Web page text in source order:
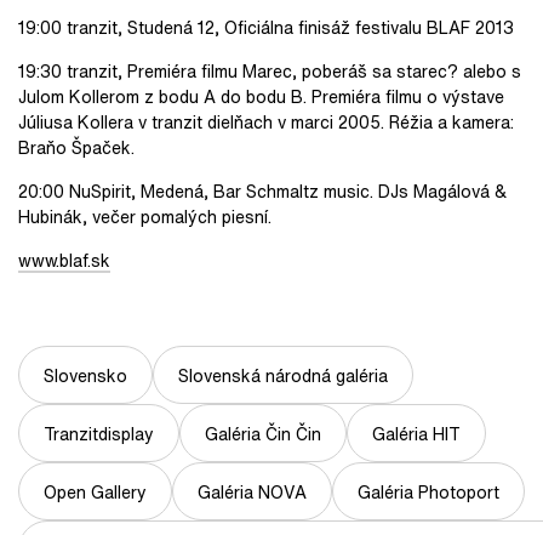
19:00 tranzit, Studená 12, Oficiálna finisáž festivalu BLAF 2013
19:30 tranzit, Premiéra filmu Marec, poberáš sa starec? alebo s
Julom Kollerom z bodu A do bodu B. Premiéra filmu o výstave
Júliusa Kollera v tranzit dielňach v marci 2005. Réžia a kamera:
Braňo Špaček.
20:00 NuSpirit, Medená, Bar Schmaltz music. DJs Magálová &
Hubinák, večer pomalých piesní.
www.blaf.sk
Slovensko Slovenská národná galéria
Tranzitdisplay Galéria Čin Čin Galéria HIT
Open Gallery Galéria NOVA Galéria Photoport